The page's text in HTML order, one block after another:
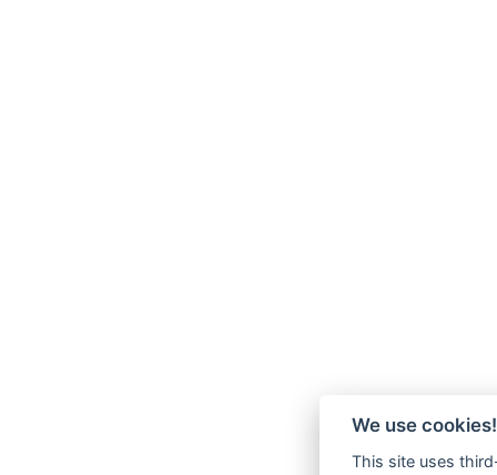
We use cookies!
This site uses